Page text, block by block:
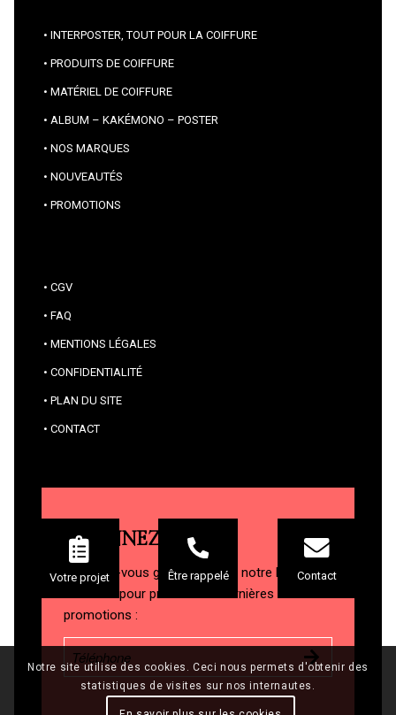
Votre projet Être rappelé Contact
INTERPOSTER, TOUT POUR LA COIFFURE
PRODUITS DE COIFFURE
MATÉRIEL DE COIFFURE
ALBUM – KAKÉMONO – POSTER
NOS MARQUES
NOUVEAUTÉS
PROMOTIONS
CGV
FAQ
MENTIONS LÉGALES
CONFIDENTIALITÉ
PLAN DU SITE
CONTACT
ABONNEZ-VOUS
Abonnez-vous gratuitement à notre liste de
diffusion pour profiter des dernières news et
promotions :
Notre site utilise des cookies. Ceci nous permets d'obtenir des
statistiques de visites sur nos internautes.